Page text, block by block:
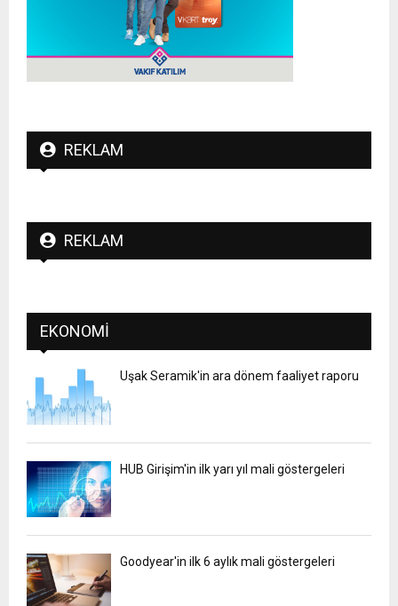
REKLAM
REKLAM
EKONOMI
Uşak Seramik'in ara dönem faaliyet raporu
HUB Girişim'in ilk yarı yıl mali göstergeleri
Goodyear'in ilk 6 aylık mali göstergeleri